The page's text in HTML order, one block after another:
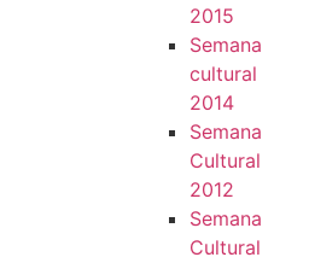
2015
Semana
cultural
2014
Semana
Cultural
2012
Semana
Cultural